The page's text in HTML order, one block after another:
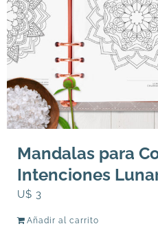
Mandalas para
Intenciones
U$ 3
Añadir al carrito